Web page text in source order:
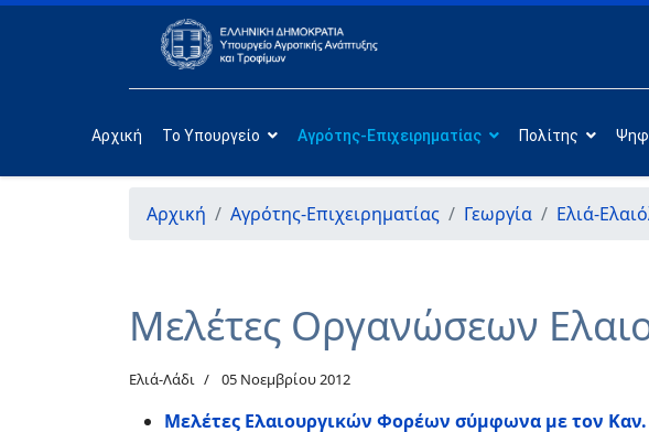
Αρχική Το Υπουργείο Αγρότης-Επιχειρηματίας Πολίτης
Αρχική Αγρότης-Επιχειρηματίας Γεωργία Ελιά-
Μελέτες Οργανώσεων
Ελιά-Λάδι 05 Νοεμβρίου 2012
Μελέτες Ελαιουργικών Φορέων σύμφωνα με τον Καν.